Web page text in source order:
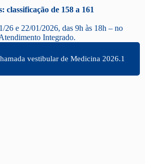
classificação de 158 a 161
26 e 22/01/2026, das 9h às 18h – no
Integrado.
vestibular de Medicina 2026.1